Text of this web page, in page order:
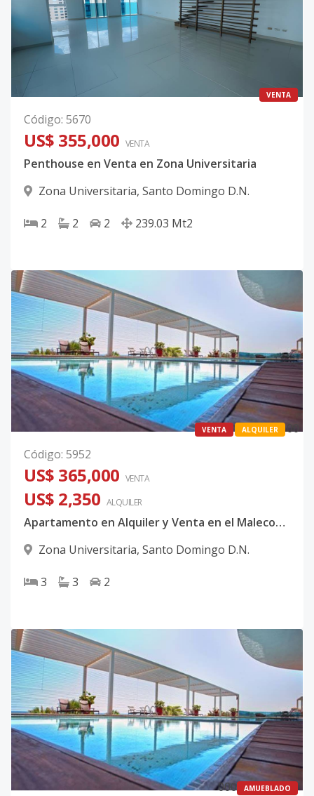
VENTA
Código: 5670
US$ 355,000 VENTA
Penthouse en Venta en Zona Universitaria
Zona Universitaria, Santo Domingo D.N.
2 2 2 239.03 Mt2
VENTA ALQUILER 00
Código: 5952
US$ 365,000 VENTA
US$ 2,350 ALQUILER
Apartamento en Alquiler y Venta en el Malecon, con Balcón
Zona Universitaria, Santo Domingo D.N.
3 3 2
000 AMUEBLADO